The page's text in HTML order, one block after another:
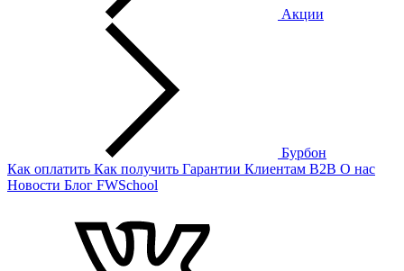
Акции
Бурбон
Как оплатить Как получить Гарантии Клиентам B2B О нас
Новости Блог FWSchool